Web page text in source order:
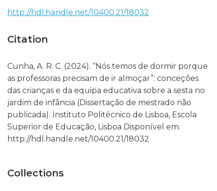
http://hdl.handle.net/10400.21/18032
Citation
Cunha, A. R. C. (2024). “Nós temos de dormir porque
as professoras precisam de ir almoçar”: conceções
das crianças e da equipa educativa sobre a sesta no
jardim de infância (Dissertação de mestrado não
publicada). Instituto Politécnico de Lisboa, Escola
Superior de Educação, Lisboa Disponível em:
http://hdl.handle.net/10400.21/18032
Collections